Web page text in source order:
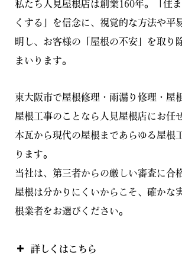
私たち人見屋根店は創業160年。「住
くする」を信念に、視覚的な方法や平
明し、お客様の「屋根の不安」を取り
まいります。
東大阪市で屋根修理・雨漏り修理・屋
屋根工事のことなら人見屋根店にお任
本瓦から現代の屋根まであらゆる屋根
ります。
当社は、第三者からの厳しい審査に合
屋根は分かりにくいからこそ、確かな
根業者をお選びください。
詳しくはこちら